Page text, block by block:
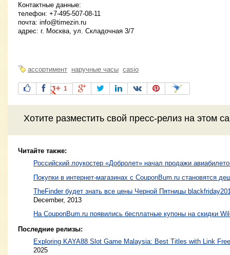
Контактные данные:
телефон: +7-495-507-08-11
почта: info@timezin.ru
адрес: г. Москва, ул. Складочная 3/7
ассортимент наручные часы casio
1
Хотите разместить свой пресс-релиз на этом
Читайте также:
Российский лоукостер «Добролет» начал продажи
Покупки в интернет-магазинах с CouponBum.ru становятся
TheFinder будет знать все цены Черной Пятницы
December, 2013
На CouponBum.ru появились бесплатные купоны на скидки
Последние релизы:
Exploring KAYA88 Slot Game Malaysia: Best Titles with Link
2025